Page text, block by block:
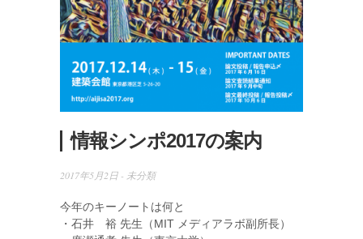
情報シンポ2017の案内
2017年5月2日 - 未分類
今年のキーノートは何と
・石井 裕 先生（MIT メディアラボ副所長）